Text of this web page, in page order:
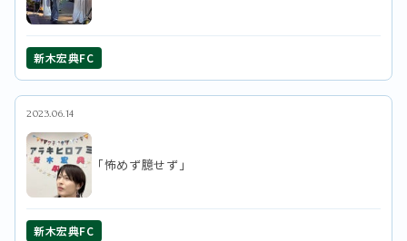
新木宏典FC
2023.06.14
「怖めず臆せず」
新木宏典FC